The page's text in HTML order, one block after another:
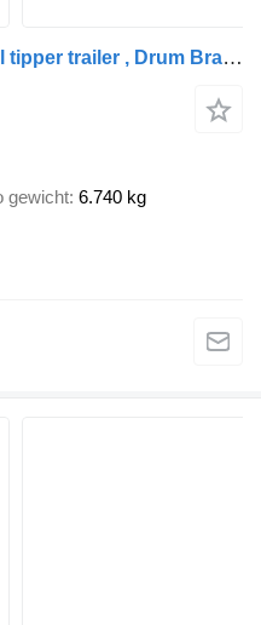
Kaiser 2x Gigant Axles , Steel tipper trailer , Drum Brakes, Spring Sus
gewicht 6.740 kg